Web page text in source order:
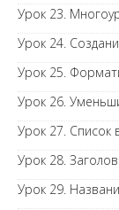
Урок 23.
Урок 24.
Урок 25.
Урок 26.
Урок 27. Список
Урок 28.
Урок 29.